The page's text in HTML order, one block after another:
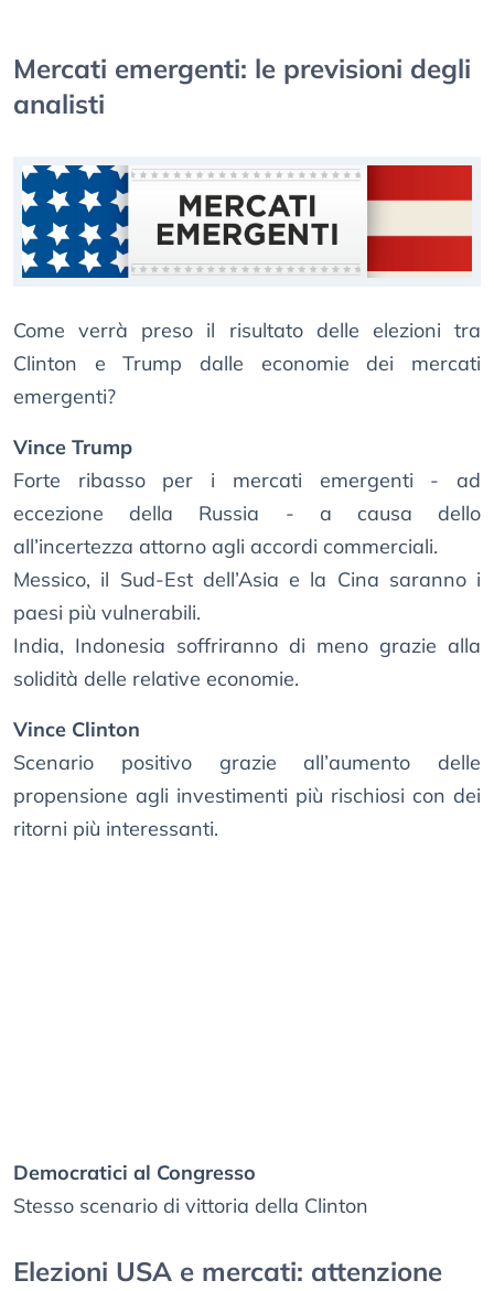
Mercati emergenti: le previsioni degli
analisti
Come verrà preso il risultato delle elezioni tra
Clinton e Trump dalle economie dei mercati
emergenti?
Vince Trump
Forte ribasso per i mercati emergenti - ad
eccezione della Russia - a causa dello
all’incertezza attorno agli accordi commerciali.
Messico, il Sud-Est dell’Asia e la Cina saranno i
paesi più vulnerabili.
India, Indonesia soffriranno di meno grazie alla
solidità delle relative economie.
Vince Clinton
Scenario positivo grazie all’aumento delle
propensione agli investimenti più rischiosi con dei
ritorni più interessanti.
Democratici al Congresso
Stesso scenario di vittoria della Clinton
Elezioni USA e mercati: attenzione